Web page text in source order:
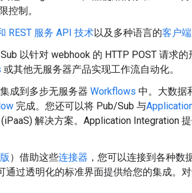
控制。
REST 服务 API 技术以及多种语言的客户
以针对 webhook 的 HTTP POST 请求
或其他无服务器产品实现工作流自动化。
成到多步无服务器 Workflows 中。大数据
完成。您还可以将 Pub/Sub 与
解决方案。Application Integration
）借助这些连接器 ，您可以连接到各种数
通过透明化的标准界面提供给您的集成。